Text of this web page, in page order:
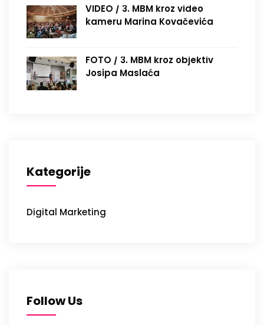
VIDEO / 3. MBM kroz video
kameru Marina Kovačevića
FOTO / 3. MBM kroz objektiv
Josipa Maslaća
Kategorije
Digital Marketing
Follow Us